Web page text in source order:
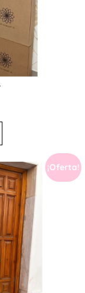
¡Oferta!